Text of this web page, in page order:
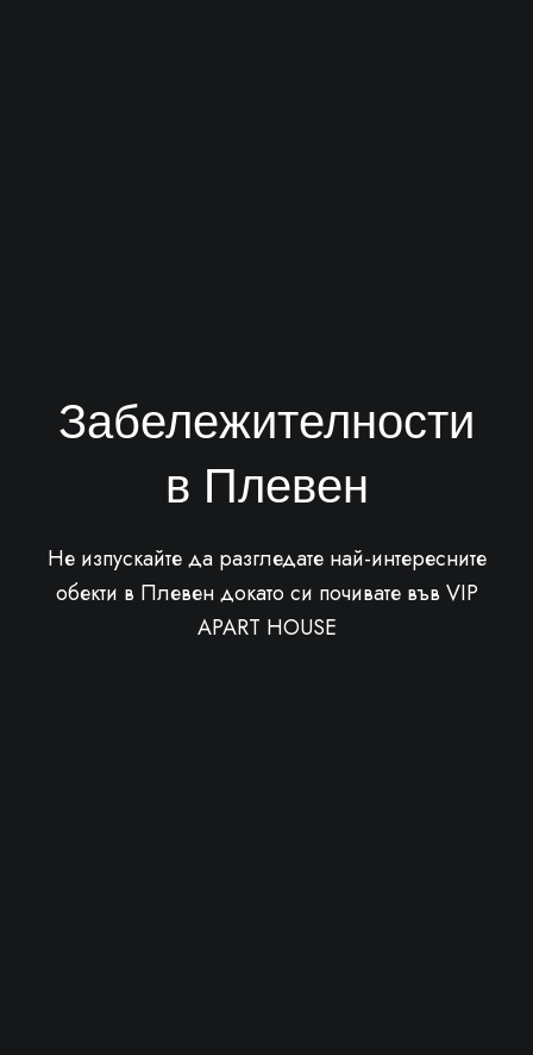
Забележителности
в Плевен
Не изпускайте да разгледате най-интересните
обекти в Плевен докато си почивате във VIP
APART HOUSE